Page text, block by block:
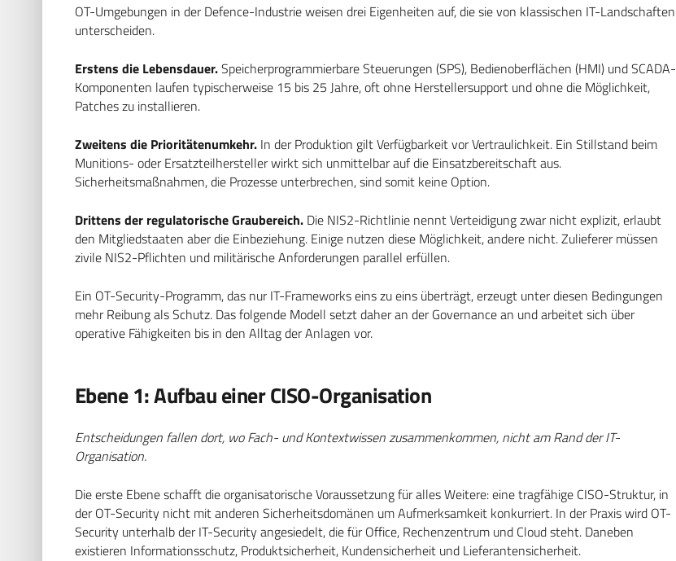
OT-Umgebungen in der Defence-Industrie weisen drei Eigenheiten auf, die sie von klassischen IT-Landschaften
unterscheiden.
Erstens die Lebensdauer.Speicherprogrammierbare Steuerungen (SPS), Bedienoberflächen (HMI) und SCADA-
Komponenten laufen typischerweise 15 bis 25 Jahre, oft ohne Herstellersupport und ohne die Möglichkeit,
Patches zu installieren.
Zweitens die Prioritätenumkehr. In der Produktion gilt Verfügbarkeit vor Vertraulichkeit. Ein Stillstand beim
Munitions- oder Ersatzteilhersteller wirkt sich unmittelbar auf die Einsatzbereitschaft aus.
Sicherheitsmaßnahmen, die Prozesse unterbrechen, sind somit keine Option.
Drittens der regulatorische Graubereich. Die NIS2-Richtlinie nennt Verteidigung zwar nicht explizit, erlaubt
den Mitgliedstaaten aber die Einbeziehung. Einige nutzen diese Möglichkeit, andere nicht. Zulieferer müssen
zivile NIS2-Pflichten und militärische Anforderungen parallel erfüllen.
Ein OT-Security-Programm, das nur IT-Frameworks eins zu eins überträgt, erzeugt unter diesen Bedingungen
mehr Reibung als Schutz. Das folgende Modell setzt daher an der Governance an und arbeitet sich über
operative Fähigkeiten bis in den Alltag der Anlagen vor.
Ebene 1: Aufbau einer CISO-Organisation
Entscheidungen fallen dort, wo Fach- und Kontextwissen zusammenkommen, nicht am Rand der IT-
Organisation.
Die erste Ebene schafft die organisatorische Voraussetzung für alles Weitere: eine tragfähige CISO-Struktur, in
der OT-Security nicht mit anderen Sicherheitsdomänen um Aufmerksamkeit konkurriert. In der Praxis wird OT-
Security unterhalb der IT-Security angesiedelt, die für Office, Rechenzentrum und Cloud steht. Daneben
existieren Informationsschutz, Produktsicherheit, Kundensicherheit und Lieferantensicherheit.